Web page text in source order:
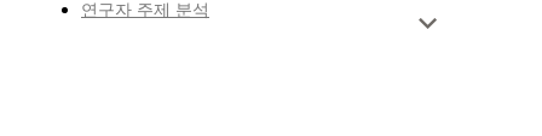
연구자 주제 분석